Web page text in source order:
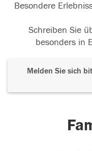
Besondere
Schreiben Sie
besonders in
Melden Sie sich